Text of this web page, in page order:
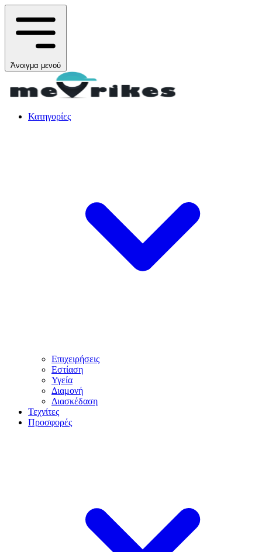
Άνοιγμα μενού
Κατηγορίες
Επιχειρήσεις
Εστίαση
Υγεία
Διαμονή
Διασκέδαση
Τεχνίτες
Προσφορές